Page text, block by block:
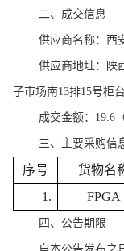
二、成交信息
供应商名称： 西
供应商地址： 陕
子市场南13排15号柜台
成交金额： 19.6
三、主要采购信
序号 货物名
1.
FPGA
四、公告期限